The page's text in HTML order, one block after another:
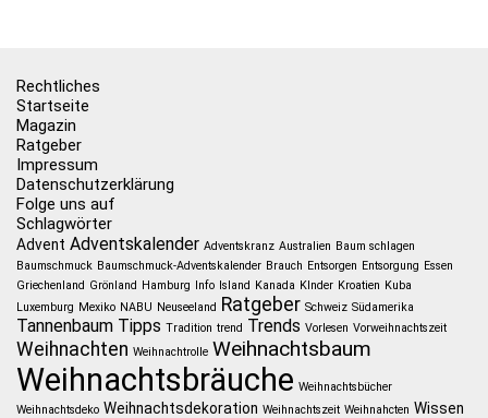
Rechtliches
Startseite
Magazin
Ratgeber
Impressum
Datenschutzerklärung
Folge uns auf
Schlagwörter
Advent Adventskalender Adventskranz Australien Baum schlagen
Baumschmuck Baumschmuck-Adventskalender Brauch Entsorgen Entsorgung Essen
Griechenland Grönland Hamburg Info Island Kanada KInder Kroatien Kuba
Luxemburg Mexiko NABU Neuseeland Ratgeber Schweiz Südamerika
Tannenbaum Tipps Tradition trend Trends Vorlesen Vorweihnachtszeit
Weihnachten Weihnachtrolle Weihnachtsbaum
Weihnachtsbräuche Weihnachtsbücher
Weihnachtsdeko Weihnachtsdekoration Weihnachtszeit Weihnahcten Wissen